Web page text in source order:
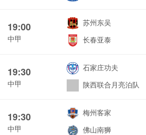
19:00
中甲
苏州东吴
长春亚泰
19:30
中甲
石家庄功夫
陕西联合月亮泊队
19:30
中甲
梅州客家
佛山南狮